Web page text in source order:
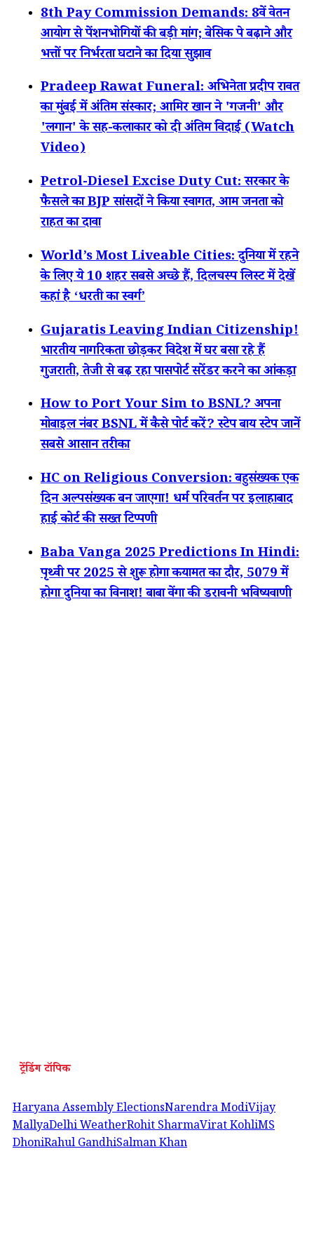
8th Pay Commission Demands: 8वें वेतन
आयोग से पेंशनभोगियों की बड़ी मांग; बेसिक पे बढ़ाने और
भत्तों पर निर्भरता घटाने का दिया सुझाव
Pradeep Rawat Funeral: अभिनेता प्रदीप रावत
का मुंबई में अंतिम संस्कार; आमिर खान ने 'गजनी' और
'लगान' के सह-कलाकार को दी अंतिम विदाई (Watch
Video)
Petrol-Diesel Excise Duty Cut: सरकार के
फैसले का BJP सांसदों ने किया स्वागत, आम जनता को
राहत का दावा
World’s Most Liveable Cities: दुनिया में रहने
के लिए ये 10 शहर सबसे अच्छे हैं, दिलचस्प लिस्ट में देखें
कहां है ‘धरती का स्वर्ग’
Gujaratis Leaving Indian Citizenship!
भारतीय नागरिकता छोड़कर विदेश में घर बसा रहे हैं
गुजराती, तेजी से बढ़ रहा पासपोर्ट सरेंडर करने का आंकड़ा
How to Port Your Sim to BSNL? अपना
मोबाइल नंबर BSNL में कैसे पोर्ट करें? स्टेप बाय स्टेप जानें
सबसे आसान तरीका
HC on Religious Conversion: बहुसंख्यक एक
दिन अल्पसंख्यक बन जाएगा! धर्म परिवर्तन पर इलाहाबाद
हाई कोर्ट की सख्त टिप्पणी
Baba Vanga 2025 Predictions In Hindi:
पृथ्वी पर 2025 से शुरू होगा कयामत का दौर, 5079 में
होगा दुनिया का विनाश! बाबा वेंगा की डरावनी भविष्यवाणी
ट्रेंडिंग टॉपिक
Haryana Assembly ElectionsNarendra ModiVijay
MallyaDelhi WeatherRohit SharmaVirat KohliMS
DhoniRahul GandhiSalman Khan